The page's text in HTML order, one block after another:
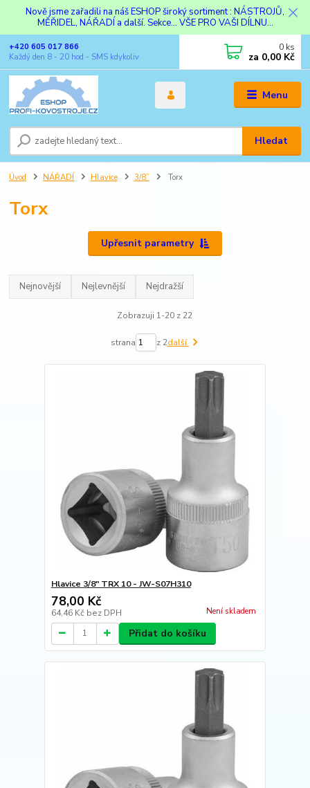
Nově jsme zařadili na náš ESHOP široký sortiment : NÁSTROJŮ,
MĚŘIDEL, NÁŘADÍ a další. Sekce... VŠE PRO VAŠI DÍLNU...
Menu
Hledat
+420 605 017 866
Každý den 8 - 20 hod - SMS kdykoliv
0 ks
za 0,00 Kč
Úvod NÁŘADÍ Hlavice 3/8” Torx
Torx
Upřesnit parametry
Nejnovější Nejlevnější Nejdražší
Zobrazuji 1-20 z 22
strana z 2další
Hlavice 3/8" TRX 10 - JW-S07H310
78,00 Kč
64,46 Kč bez DPH Není skladem
Přidat do košíku